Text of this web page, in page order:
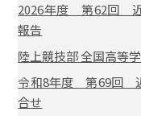
2026年度 第62回
報告
陸上競技部 全国高等
令和8年度 第69回
合せ